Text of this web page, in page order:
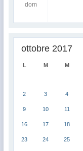
dom
ottobre 2017
L M M
2 3 4
9 10 11
16 17 18
23 24 25